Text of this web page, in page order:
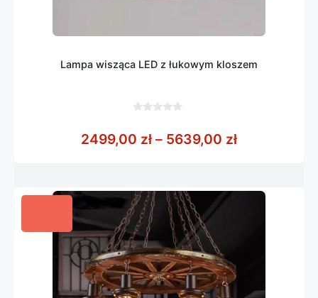
Lampa wisząca LED z łukowym kloszem
5
2499,00 zł – 5639,00 złZakres cen: